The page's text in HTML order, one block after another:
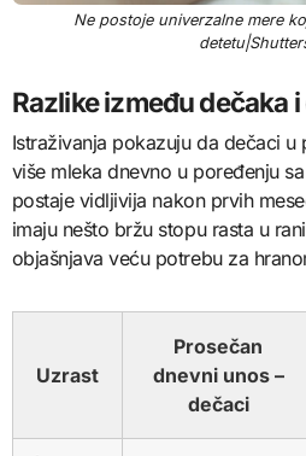
Ne postoje univerzalne mere
Razlike između dečaka
Istraživanja pokazuju da dečaci
više mleka dnevno u poređenju
postaje vidljivija nakon prvih
imaju nešto bržu stopu rasta u
objašnjava veću potrebu za
Uzrast
Prosečan
dnevni unos –
dečaci